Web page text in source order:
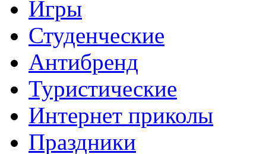
Игры
Студенческие
Антибренд
Туристические
Интернет приколы
Праздники